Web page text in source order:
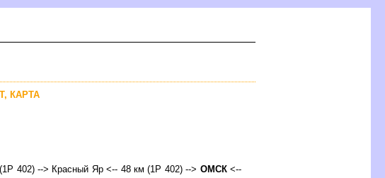
КАРТА
402) --> Красный Яр <-- 48 км (1Р 402) --> ОМСК<--